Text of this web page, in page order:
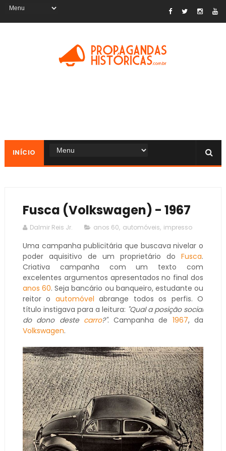
INÍCIO
Fusca (Volkswagen) - 1967
Dalmir Reis Jr. anos 60, automóveis, impresso
Uma campanha publicitária que buscava nivelar o
poder aquisitivo de um proprietário doFusca.
Criativa campanha com um texto com
excelentes argumentos apresentados no final dos
anos 60. Seja bancário ou banqueiro, estudante ou
reitor o automóvel abrange todos os perfis. O
título instigava para a leitura: "Qual a posição social
do dono deste carro?". Campanha de 1967, da
Volkswagen.